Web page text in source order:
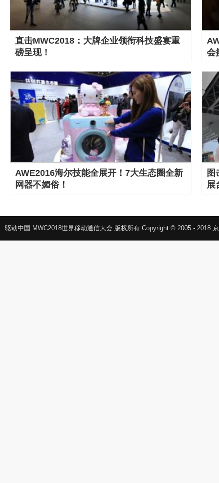
直击MWC2018：大牌企业领衔科技盛宴重
磅呈现！
会
AWE2016海尔技能全展开！7大生态圈全新
网器不媚俗！
图
展
驱动中国 MWC2018世界移动通信大会 版权所有 Copyright © 2005 - 2018